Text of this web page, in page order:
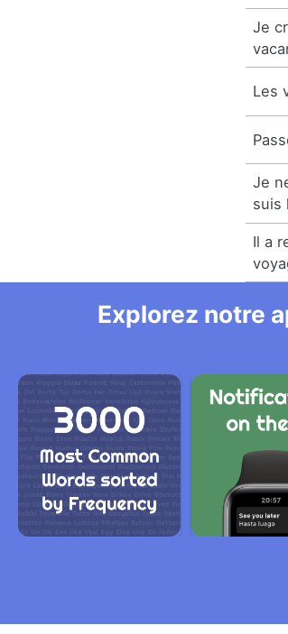
Je
Les
Je
suis
Il a
Explorez notre